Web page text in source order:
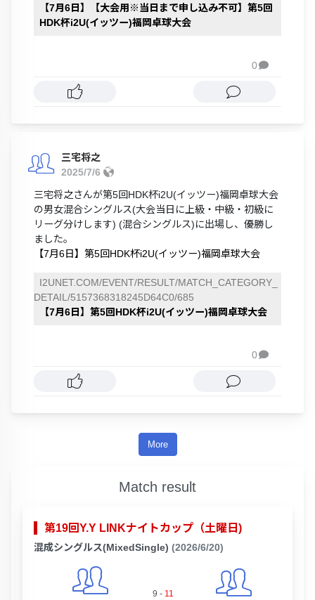
【7月6日】【大会用※当日まで申し込み不可】第5回
HDK杯i2U(イッツー)福岡卓球大会
0
三宅将之
2025/7/6
三宅将之さんが第5回HDK杯i2U(イッツー)福岡卓球大会
の男女混合シングルス(大会当日に上級・中級・初級に
リーグ分けします) (混合シングルス)に出場し、優勝し
ました。
【7月6日】第5回HDK杯i2U(イッツー)福岡卓球大会
I2UNET.COM/EVENT/RESULT/MATCH_CATEGORY_
DETAIL/5157368318245D64C0/685
【7月6日】第5回HDK杯i2U(イッツー)福岡卓球大会
0
More
Match result
第19回Y.Y LINKナイトカップ（土曜日)
混成シングルス(MixedSingle) (2026/6/20)
9 - 11